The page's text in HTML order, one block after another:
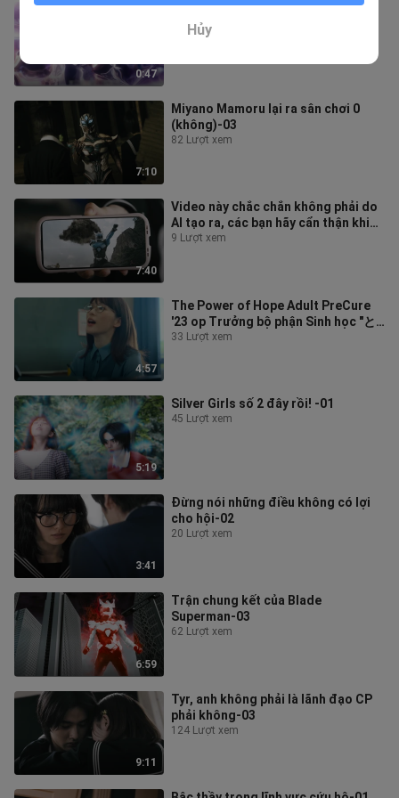
0:47
Giải mã ngôn ngữ Potorim
4 Lượt xem
7:10
Miyano Mamoru lại ra sân chơi 0
(không)-03
82 Lượt xem
7:40
Video này chắc chắn không phải do
AI tạo ra, các bạn hãy cẩn thận khi
nhận dạng -01
9 Lượt xem
4:57
The Power of Hope Adult PreCure
'23 op Trưởng bộ phận Sinh học "と
きめき" MV
33 Lượt xem
5:19
Silver Girls số 2 đây rồi! -01
45 Lượt xem
3:41
Đừng nói những điều không có lợi
cho hội-02
20 Lượt xem
6:59
Trận chung kết của Blade
Superman-03
62 Lượt xem
9:11
Tyr, anh không phải là lãnh đạo CP
phải không-03
124 Lượt xem
Hủy